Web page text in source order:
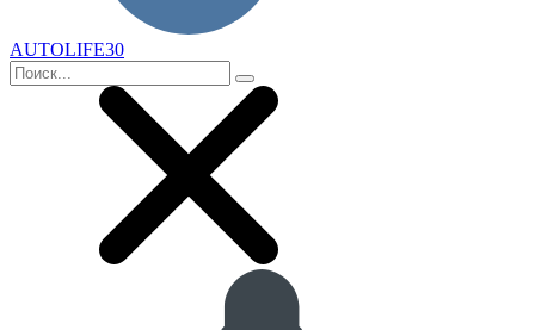
AUTOLIFE30